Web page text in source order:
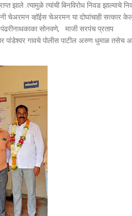
झाले .त्यामुळे त्यांची बिनविरोध निवड झाल्याचे
चेअरमन व्हॉईस चेअरमन या दोघांचाही सत्कार
पंढरीनाथकाका सोनवणे, माजी सरपंच प्रताप
पांडेश्वर गावचे पोलीस पाटील अरुण धुमाळ तसेच